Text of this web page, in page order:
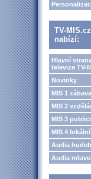
TV-MIS.cz
nabízí:
Hlavní
televize TV-
Novinky
MIS 1 zábava
MIS 2
MIS 3
MIS 4 lokální
Audia
Audia